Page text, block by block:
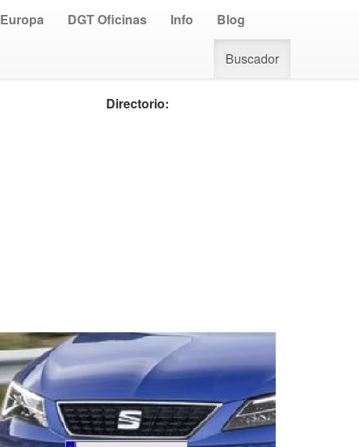
Europa DGT Oficinas Info Blog
Buscador
Directorio: